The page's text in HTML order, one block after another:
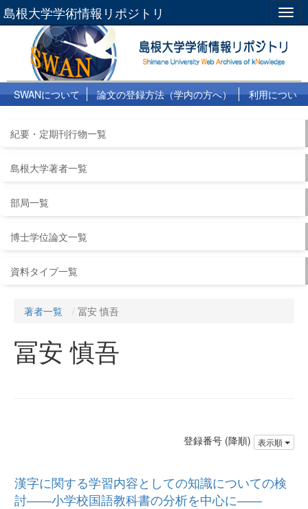
島根大学学術情報リポジトリ
SWANについて 論文の登録方法（学内の方へ）
利用につい
紀要・定期刊行物一覧
島根大学著者一覧
部局一覧
博士学位論文一覧
資料タイプ一覧
著者一覧 冨安 慎吾
冨安 慎吾
登録番号 (降順) 表示順
漢字に関する学習内容としての知識についての検
討――小学校国語教科書の分析を中心に――